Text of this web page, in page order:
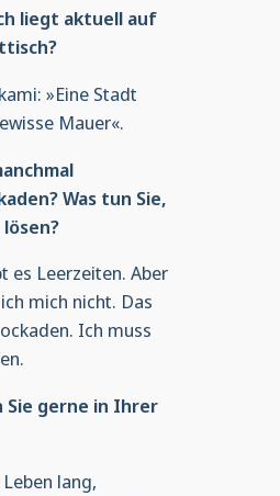
liegt aktuell auf
»Eine Stadt
Mauer«.
Was tun Sie,
es Leerzeiten. Aber
mich nicht. Das
Ich muss
Sie gerne in Ihrer
lang,